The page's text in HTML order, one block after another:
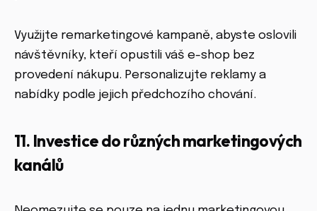
Využijte remarketingové kampaně, abyste oslovili
návštěvníky, kteří opustili váš e-shop bez
provedení nákupu. Personalizujte reklamy a
nabídky podle jejich předchozího chování.
11. Investice do různých marketingových
kanálů